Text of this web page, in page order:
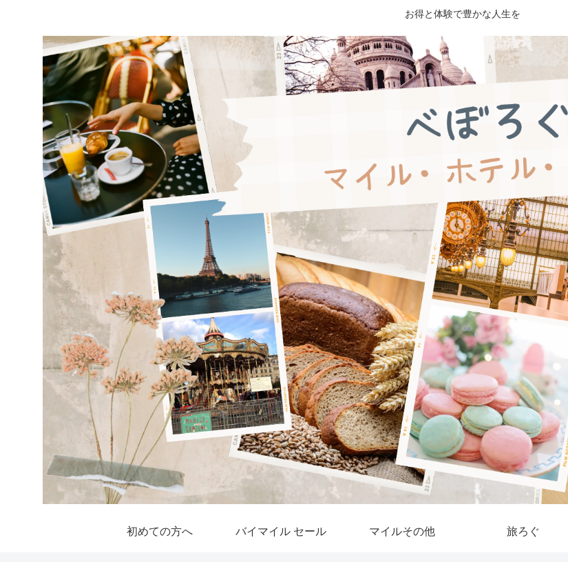
お得と体験で豊かな人生を
初めての方へ バイマイル セール マイルその他 旅ろぐ